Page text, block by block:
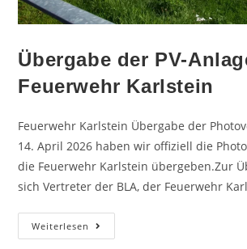
Übergabe der PV-
Feuerwehr Karlstein
Feuerwehr Karlstein Übergabe der
14. April 2026 haben wir offiziell die
die Feuerwehr Karlstein übergeben.Zur
sich Vertreter der BLA, der Feuerwehr
Weiterlesen